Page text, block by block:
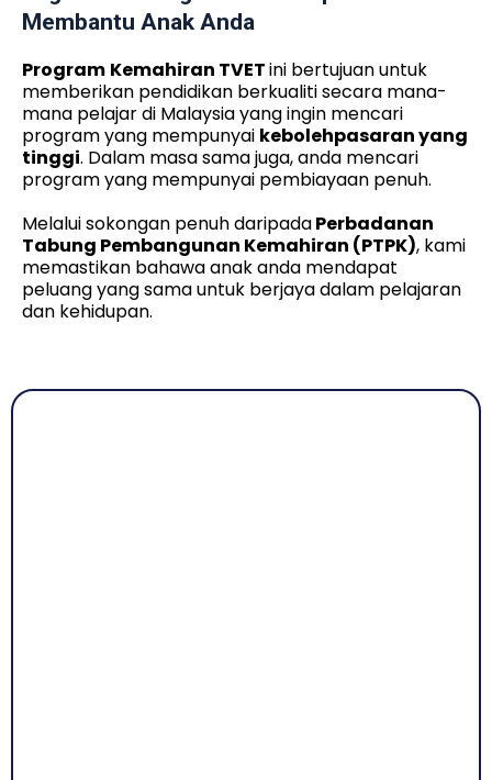
Membantu Anak Anda
Program Kemahiran TVETini bertujuan untuk
memberikan pendidikan berkualiti secara mana-
mana pelajar di Malaysia yang ingin mencari
program yang mempunyai kebolehpasaran yang
tinggi. Dalam masa sama juga, anda mencari
program yang mempunyai pembiayaan penuh.
Melalui sokongan penuh daripadaPerbadanan
Tabung Pembangunan Kemahiran (PTPK), kami
memastikan bahawa anak anda mendapat
peluang yang sama untuk berjaya dalam pelajaran
dan kehidupan.